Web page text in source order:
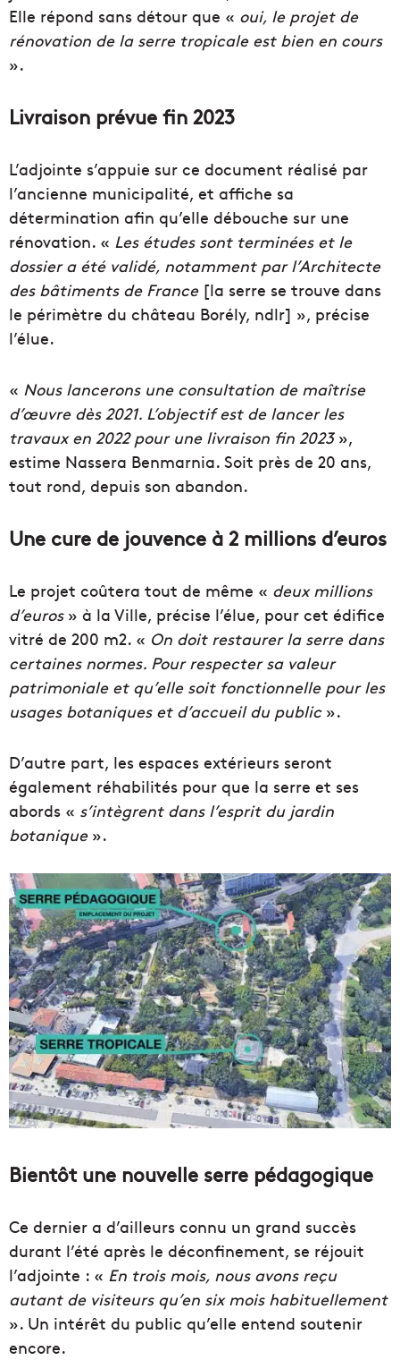
Elle répond sans détour que « oui, le projet de
rénovation de la serre tropicale est bien en cours
».
Livraison prévue fin 2023
L’adjointe s’appuie sur ce document réalisé par
l’ancienne municipalité, et affiche sa
détermination afin qu’elle débouche sur une
rénovation. « Les études sont terminées et le
dossier a été validé, notamment par l’Architecte
des bâtiments de France[la serre se trouve dans
le périmètre du château Borély, ndlr] », précise
l’élue.
« Nous lancerons une consultation de maîtrise
d’œuvre dès 2021. L’objectif est de lancer les
travaux en 2022 pour une livraison fin 2023»,
estime Nassera Benmarnia. Soit près de 20 ans,
tout rond, depuis son abandon.
Une cure de jouvence à 2 millions d’euros
Le projet coûtera tout de même « deux millions
d’euros» à la Ville, précise l’élue, pour cet édifice
vitré de 200 m2. « On doit restaurer la serre dans
certaines normes. Pour respecter sa valeur
patrimoniale et qu’elle soit fonctionnelle pour les
usages botaniques et d’accueil du public».
D’autre part, les espaces extérieurs seront
également réhabilités pour que la serre et ses
abords « s’intègrent dans l’esprit du jardin
botanique».
Bientôt une nouvelle serre pédagogique
Ce dernier a d’ailleurs connu un grand succès
durant l’été après le déconfinement, se réjouit
l’adjointe : « En trois mois, nous avons reçu
autant de visiteurs qu’en six mois habituellement
». Un intérêt du public qu’elle entend soutenir
encore.